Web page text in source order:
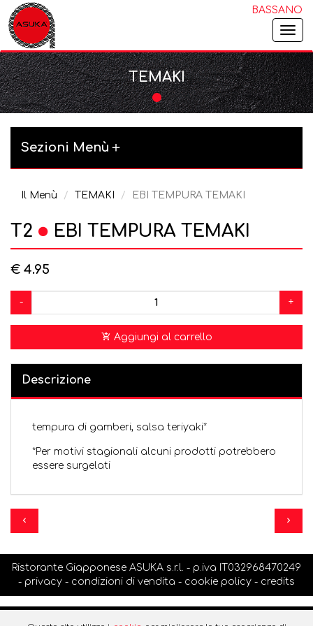
BASSANO
TEMAKI
Sezioni Menù
Il Menù TEMAKI EBI TEMPURA TEMAKI
T2 EBI TEMPURA TEMAKI
€ 4.95
- +
Aggiungi al carrello
Descrizione
tempura di gamberi, salsa teriyaki*
*Per motivi stagionali alcuni prodotti potrebbero
essere surgelati
Ristorante Giapponese ASUKA s.r.l. - p.iva IT032968470249
- privacy - condizioni di vendita - cookie policy - credits